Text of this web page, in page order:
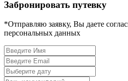
Забронировать путевку
*Отправляю заявку, Вы даете
персональных данных